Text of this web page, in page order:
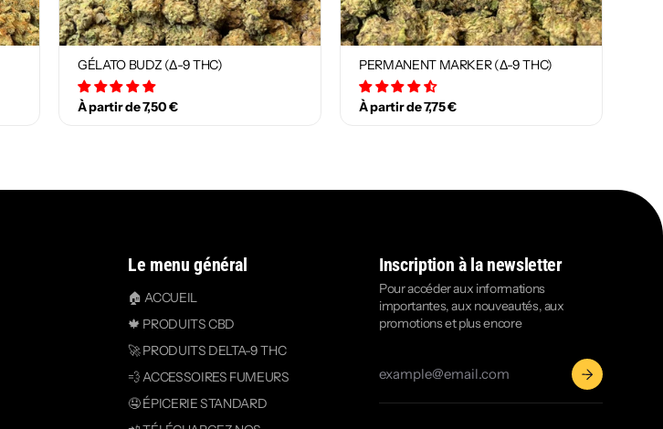
GÉLATO BUDZ (Δ-9 THC)
À partir de 7,50 €
PERMANENT MARKER (Δ-9 THC)
À partir de 7,75 €
Le menu général
🏠 ACCUEIL
🍁 PRODUITS CBD
🚀 PRODUITS DELTA-9 THC
💨 ACCESSOIRES FUMEURS
🤤 ÉPICERIE STANDARD
Inscription à la newsletter
Pour accéder aux informations
importantes, aux nouveautés, aux
promotions et plus encore